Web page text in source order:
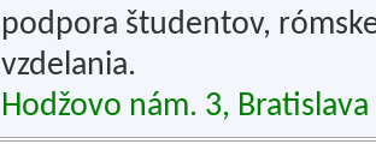
podpora študentov,
vzdelania.
Hodžovo nám. 3,